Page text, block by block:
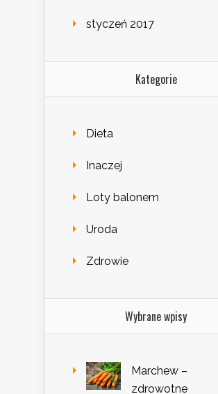
styczeń 2017
Kategorie
Dieta
Inaczej
Loty balonem
Uroda
Zdrowie
Wybrane wpisy
Marchew –
zdrowotne